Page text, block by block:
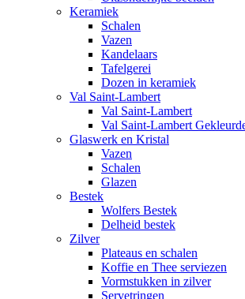
Keramiek
Schalen
Vazen
Kandelaars
Tafelgerei
Dozen in keramiek
Val Saint-Lambert
Val Saint-Lambert
Val Saint-Lambert
Glaswerk en Kristal
Vazen
Schalen
Glazen
Bestek
Wolfers Bestek
Delheid bestek
Zilver
Plateaus en schalen
Koffie en Thee serviezen
Vormstukken in zilver
Servetringen